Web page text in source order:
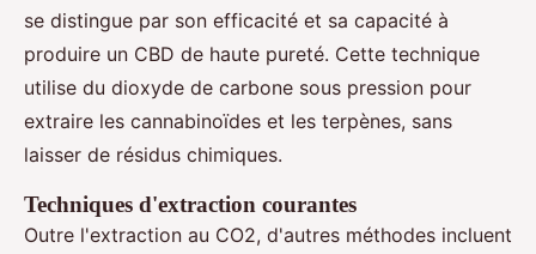
se distingue par son efficacité et sa capacité à
produire un CBD de haute pureté. Cette technique
utilise du dioxyde de carbone sous pression pour
extraire les cannabinoïdes et les terpènes, sans
laisser de résidus chimiques.
Techniques d'extraction courantes
Outre l'extraction au CO2, d'autres méthodes incluent